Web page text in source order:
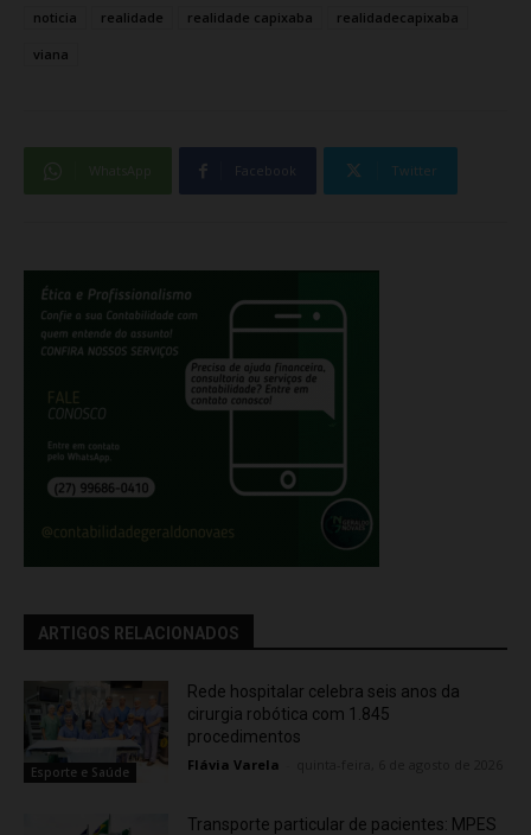
noticia realidade realidade capixaba realidadecapixaba
viana
Facebook Twitter
ARTIGOS RELACIONADOS
Esporte e Saúde
Rede hospitalar celebra seis anos da
cirurgia robótica com 1.845
procedimentos
Flávia Varela
Transporte particular de pacientes: MPES